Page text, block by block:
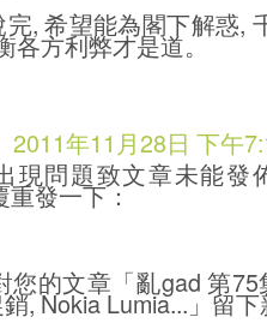
, 希望能為閣下解惑,
各方利弊才是道。
2011年11月28日 下午
現問題致文章未能發
重發一下：
您的文章「亂gad 第
, Nokia Lumia...」留